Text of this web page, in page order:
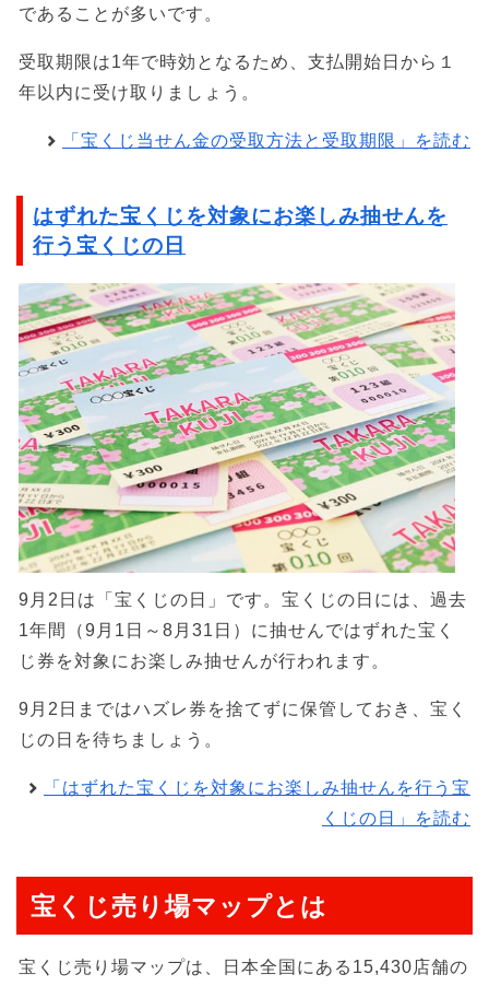
であることが多いです。
受取期限は1年で時効となるため、支払開始日から１
年以内に受け取りましょう。
「宝くじ当せん金の受取方法と受取期限」を読む
はずれた宝くじを対象にお楽しみ抽せんを
行う宝くじの日
9月2日は「宝くじの日」です。宝くじの日には、過去
1年間（9月1日～8月31日）に抽せんではずれた宝く
じ券を対象にお楽しみ抽せんが行われます。
9月2日まではハズレ券を捨てずに保管しておき、宝く
じの日を待ちましょう。
「はずれた宝くじを対象にお楽しみ抽せんを行う宝
くじの日」を読む
宝くじ売り場マップとは
宝くじ売り場マップは、日本全国にある15,430店舗の